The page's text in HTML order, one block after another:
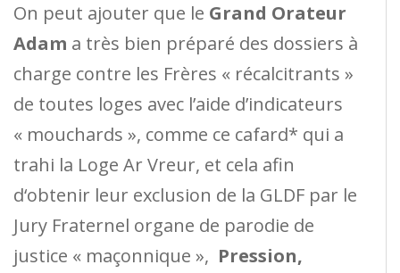
On peut ajouter que le Grand Orateur
Adam a très bien préparé des dossiers à
charge contre les Frères « récalcitrants »
de toutes loges avec l’aide d’indicateurs
« mouchards », comme ce cafard* qui a
trahi la Loge Ar Vreur, et cela afin
d‘obtenir leur exclusion de la GLDF par le
Jury Fraternel organe de parodie de
justice « maçonnique », Pression,